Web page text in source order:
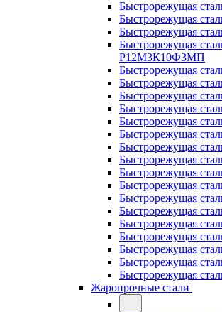
Быстрорежущая
Быстрорежущая
Быстрорежущая
Быстрорежущая
Р12М3К10Ф3МП
Быстрорежущая
Быстрорежущая
Быстрорежущая
Быстрорежущая
Быстрорежущая
Быстрорежущая
Быстрорежущая
Быстрорежущая
Быстрорежущая
Быстрорежущая
Быстрорежущая
Быстрорежущая
Быстрорежущая
Быстрорежущая
Быстрорежущая
Быстрорежущая
Быстрорежущая
Жаропрочные стали